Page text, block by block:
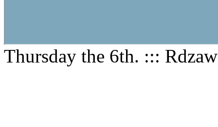
Thursday the 6th. :::